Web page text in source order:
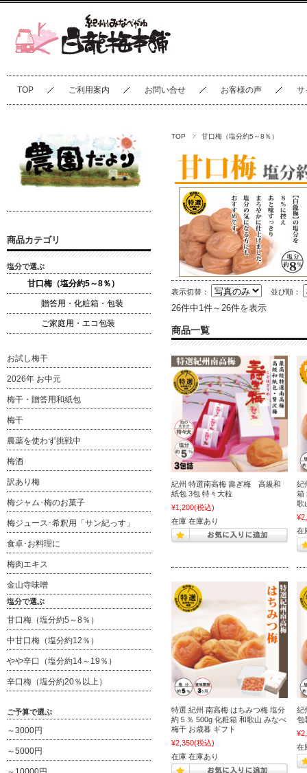
TOP ご利用案内 お問い合せ お客様の声 サ
TOP 甘口梅（塩分約5～8％）
表示切替： 並び順：
26件中1件～26件を表示
商品一覧
紀州 特選南高梅 壽ぎ梅 高級和
紙包 3包 特々大粒
¥1,200(税込)
在庫 在庫あり
紀
箱
歌
在
特選 紀州 南高梅 はちみつ梅 塩分
約５％ 500g 化粧箱 和歌山 みなべ
梅干 お歳暮 ギフト
¥2,350(税込)
在庫 在庫あり
紀
包
在
商品カテゴリ
塩分で選ぶ
甘口梅（塩分約5～8％）
贈答用・化粧箱・包装
ご家庭用・エコ包装
お試し梅干
2026年 お中元
梅干・贈答用和紙包
梅干
農薬を使わず挑戦中
梅酒
訳あり梅
梅ジャム･梅のお菓子
梅ジュース･希釈用「サン紀っす」
食卓･お料理に
梅肉エキス
金山寺味噌
塩分で選ぶ
甘口梅（塩分約5～8％）
中甘口梅（塩分約12％）
やや辛口（塩分約14～19％）
辛口梅（塩分約20％以上）
ご予算で選ぶ
～3000円
～5000円